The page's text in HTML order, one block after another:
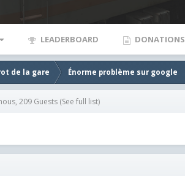
LEADERBOARD DONATIONS
de la gare Énorme problème sur google
209 Guests (See full list)